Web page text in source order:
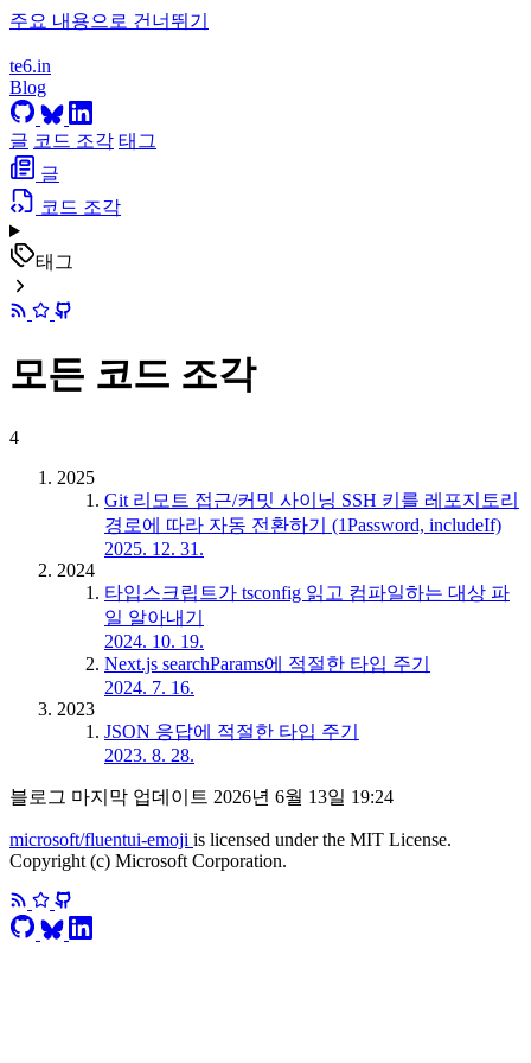
주요 내용으로 건너뛰기
te6.in
Blog
글 코드 조각 태그
글
코드 조각
태그
모든 코드 조각
4
2025
Git 리모트 접근/커밋 사이닝 SSH 키를 레포지토리
경로에 따라 자동 전환하기 (1Password, includeIf)
2025. 12. 31.
2024
타입스크립트가 tsconfig 읽고 컴파일하는 대상 파
일 알아내기
2024. 10. 19.
Next.js searchParams에 적절한 타입 주기
2024. 7. 16.
2023
JSON 응답에 적절한 타입 주기
2023. 8. 28.
블로그 마지막 업데이트 2026년 6월 13일 19:24
microsoft/fluentui-emoji is licensed under the MIT License.
Copyright (c) Microsoft Corporation.